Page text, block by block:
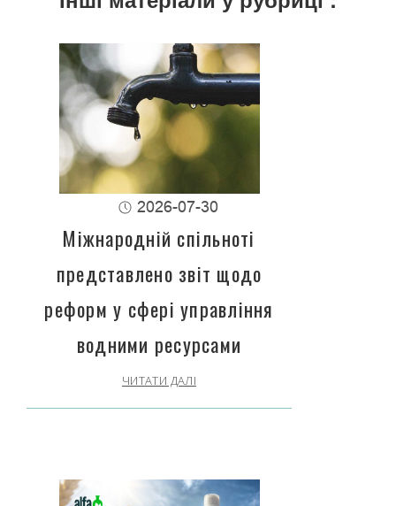
2026-07-30
Міжнародній спільноті
представлено звіт щодо
реформ у сфері управління
водними ресурсами
ЧИТАТИ ДАЛІ